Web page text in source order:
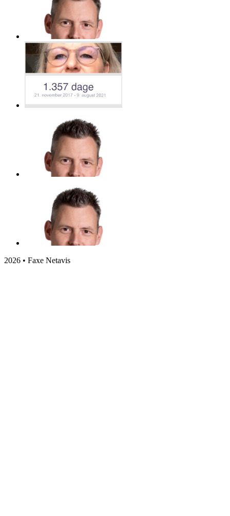
2026 • Faxe Netavis